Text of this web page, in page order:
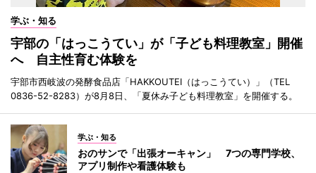
学ぶ・知る
宇部の「はっこうてい」が「子ども料理教室」開催
へ 自主性育む体験を
宇部市西岐波の発酵食品店「HAKKOUTEI（はっこうてい）」（TEL
0836-52-8283）が8月8日、「夏休み子ども料理教室」を開催する。
学ぶ・知る
おのサンで「出張オーキャン」 7つの専門学校、
アプリ制作や看護体験も